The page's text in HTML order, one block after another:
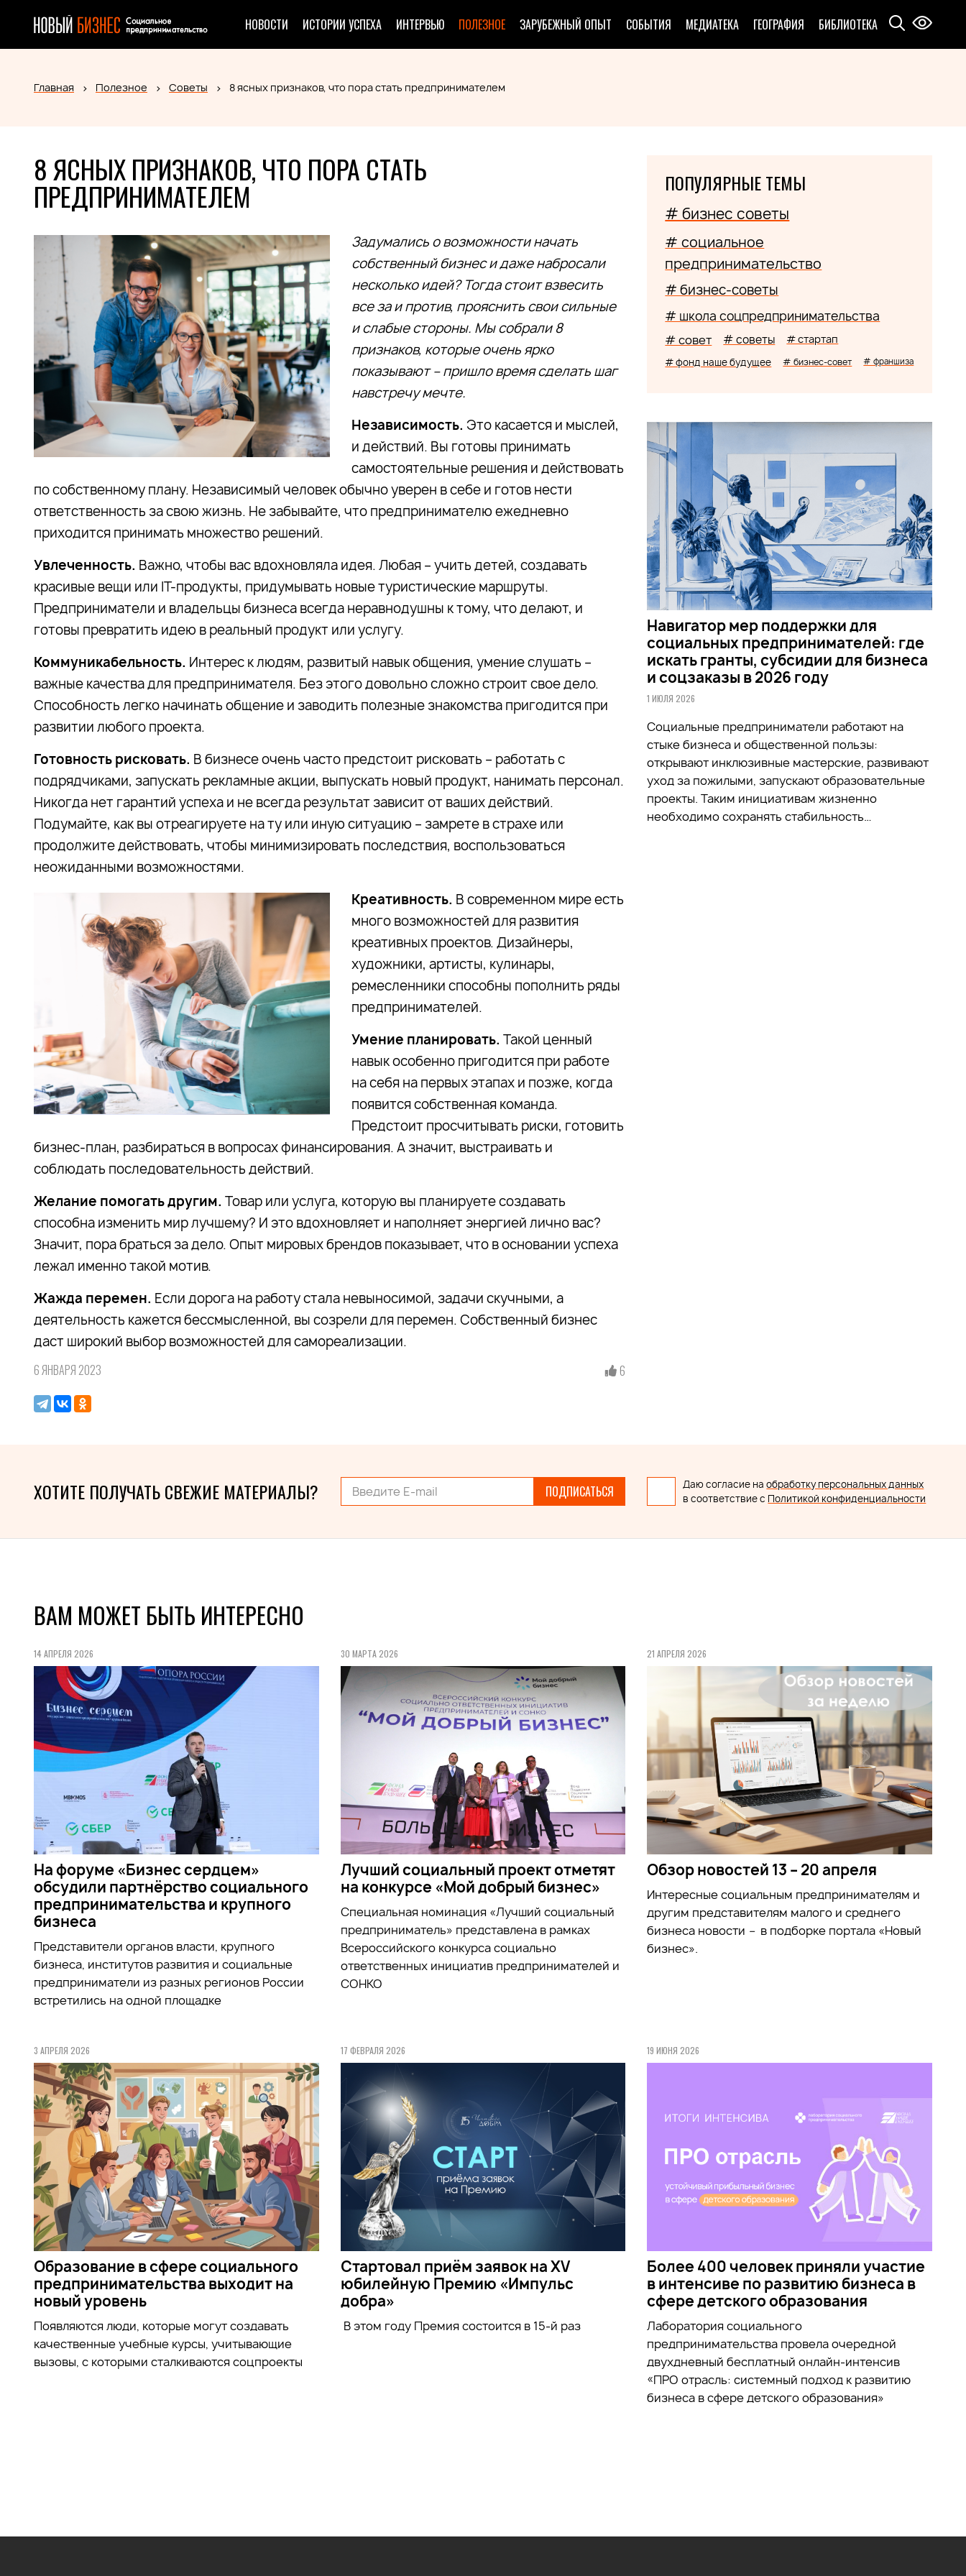
НОВОСТИ ИСТОРИИ УСПЕХА ИНТЕРВЬЮ ПОЛЕЗНОЕ ЗАРУБЕЖНЫЙ ОПЫТ СОБЫТИЯ МЕДИАТЕКА ГЕОГРАФИЯ БИБЛИОТЕКА
Главная Полезное Советы 8 ясных признаков, что пора стать предпринимателем
8 ЯСНЫХ ПРИЗНАКОВ, ЧТО ПОРА СТАТЬ
ПРЕДПРИНИМАТЕЛЕМ
Задумались о возможности начать
собственный бизнес и даже набросали
несколько идей? Тогда стоит взвесить
все за и против, прояснить свои сильные
и слабые стороны. Мы собрали 8
признаков, которые очень ярко
показывают – пришло время сделать шаг
навстречу мечте.
Независимость. Это касается и мыслей,
и действий. Вы готовы принимать
самостоятельные решения и действовать
по собственному плану. Независимый человек обычно уверен в себе и готов нести
ответственность за свою жизнь. Не забывайте, что предпринимателю ежедневно
приходится принимать множество решений.
Увлеченность. Важно, чтобы вас вдохновляла идея. Любая – учить детей, создавать
красивые вещи или IT-продукты, придумывать новые туристические маршруты.
Предприниматели и владельцы бизнеса всегда неравнодушны к тому, что делают, и
готовы превратить идею в реальный продукт или услугу.
Коммуникабельность. Интерес к людям, развитый навык общения, умение слушать –
важные качества для предпринимателя. Без этого довольно сложно строит свое дело.
Способность легко начинать общение и заводить полезные знакомства пригодится при
развитии любого проекта.
Готовность рисковать. В бизнесе очень часто предстоит рисковать – работать с
подрядчиками, запускать рекламные акции, выпускать новый продукт, нанимать персонал.
Никогда нет гарантий успеха и не всегда результат зависит от ваших действий.
Подумайте, как вы отреагируете на ту или иную ситуацию – замрете в страхе или
продолжите действовать, чтобы минимизировать последствия, воспользоваться
неожиданными возможностями.
Креативность. В современном мире есть
много возможностей для развития
креативных проектов. Дизайнеры,
художники, артисты, кулинары,
ремесленники способны пополнить ряды
предпринимателей.
Умение планировать. Такой ценный
навык особенно пригодится при работе
на себя на первых этапах и позже, когда
появится собственная команда.
Предстоит просчитывать риски, готовить
бизнес-план, разбираться в вопросах финансирования. А значит, выстраивать и
соблюдать последовательность действий.
Желание помогать другим. Товар или услуга, которую вы планируете создавать
способна изменить мир лучшему? И это вдохновляет и наполняет энергией лично вас?
Значит, пора браться за дело. Опыт мировых брендов показывает, что в основании успеха
лежал именно такой мотив.
Жажда перемен. Если дорога на работу стала невыносимой, задачи скучными, а
деятельность кажется бессмысленной, вы созрели для перемен. Собственный бизнес
даст широкий выбор возможностей для самореализации.
6 ЯНВАРЯ 2023 6
ПОПУЛЯРНЫЕ ТЕМЫ
# бизнес советы
# социальное
предпринимательство
# бизнес-советы
# школа соцпредпринимательства
# совет # советы # стартап
# фонд наше будущее # бизнес-совет # франшиза
Навигатор мер поддержки для
социальных предпринимателей: где
искать гранты, субсидии для бизнеса
и соцзаказы в 2026 году
1 ИЮЛЯ 2026
Социальные предприниматели работают на
стыке бизнеса и общественной пользы:
открывают инклюзивные мастерские, развивают
уход за пожилыми, запускают образовательные
проекты. Таким инициативам жизненно
необходимо сохранять стабильность…
ХОТИТЕ ПОЛУЧАТЬ СВЕЖИЕ МАТЕРИАЛЫ? ПОДПИСАТЬСЯ Даю согласие наобработку персональных данных
в соответствие с Политикой конфиденциальности
ВАМ МОЖЕТ БЫТЬ ИНТЕРЕСНО
14 АПРЕЛЯ 2026
На форуме «Бизнес сердцем»
обсудили партнёрство социального
предпринимательства и крупного
бизнеса
Представители органов власти, крупного
бизнеса, институтов развития и социальные
предприниматели из разных регионов России
встретились на одной площадке
30 МАРТА 2026
Лучший социальный проект отметят
на конкурсе «Мой добрый бизнес»
Специальная номинация «Лучший социальный
предприниматель» представлена в рамках
Всероссийского конкурса социально
ответственных инициатив предпринимателей и
СОНКО
21 АПРЕЛЯ 2026
Обзор новостей 13 – 20 апреля
Интересные социальным предпринимателям и
другим представителям малого и среднего
бизнеса новости – в подборке портала «Новый
бизнес».
3 АПРЕЛЯ 2026
Образование в сфере социального
предпринимательства выходит на
новый уровень
Появляются люди, которые могут создавать
качественные учебные курсы, учитывающие
вызовы, с которыми сталкиваются соцпроекты
17 ФЕВРАЛЯ 2026
Стартовал приём заявок на XV
юбилейную Премию «Импульс
добра»
В этом году Премия состоится в 15-й раз
19 ИЮНЯ 2026
Более 400 человек приняли участие
в интенсиве по развитию бизнеса в
сфере детского образования
Лаборатория социального
предпринимательства провела очередной
двухдневный бесплатный онлайн-интенсив
«ПРО отрасль: системный подход к развитию
бизнеса в сфере детского образования»